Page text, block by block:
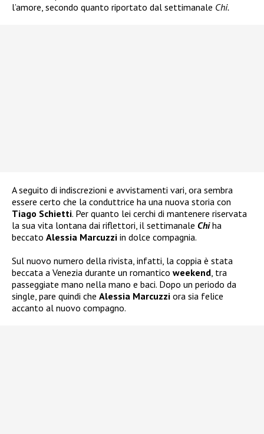
l’amore, secondo quanto riportato dal settimanale Chi.
A seguito di indiscrezioni e avvistamenti vari, ora sembra
essere certo che la conduttrice ha una nuova storia con
Tiago Schietti. Per quanto lei cerchi di mantenere riservata
la sua vita lontana dai riflettori, il settimanale Chiha
beccato Alessia Marcuzzi in dolce compagnia.
Sul nuovo numero della rivista, infatti, la coppia è stata
beccata a Venezia durante un romantico weekend , tra
passeggiate mano nella mano e baci. Dopo un periodo da
single, pare quindi che Alessia Marcuzzi ora sia felice
accanto al nuovo compagno.